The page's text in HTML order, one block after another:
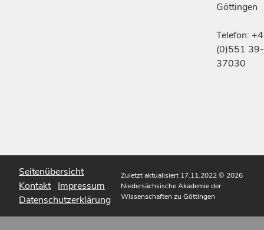
Göttingen
Telefon:
(0)551 39-
37030
Seitenübersicht
Kontakt Impressum
Datenschutzerklärung
Zuletzt aktualisiert 17.11.2022© 2026
Niedersächsische Akademie der
Wissenschaften zu Göttingen